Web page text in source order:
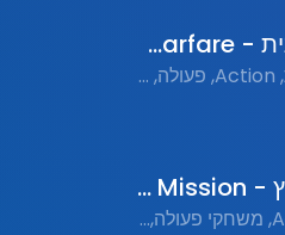
לוחמה עירונית - Urban Warfare
Shooter, יריות, Action, פעולה, Flash Games, משחקי פלאש נוסטלגים
משימת חילוץ - Rescue Mission
Action Games, משחקי פעולה, Flash Games, משחקי פלאש נוסטלגים